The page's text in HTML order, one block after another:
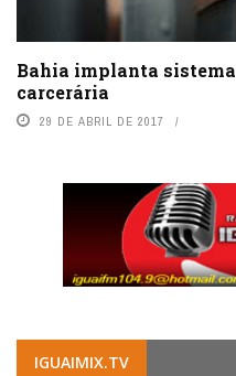
Bahia implanta
carcerária
29 DE ABRIL DE 2017
IGUAIMIX.TV